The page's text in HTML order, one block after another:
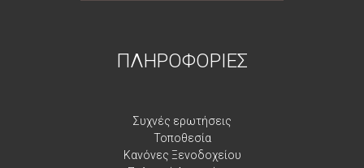
ΠΛΗΡΟΦΟΡΙΕΣ
Συχνές ερωτήσεις
Τοποθεσία
Κανόνες Ξενοδοχείου